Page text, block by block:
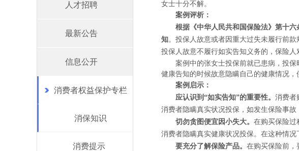
人才招聘
最新公告
信息公开
消费者权益保护专栏
消保知识
消费提示
女士十分不解。
案例评析：
根据《中华人民共和国保险法》第十六
知。投保人故意或者因重大过失未履行前
投保人故意不履行如实告知义务的，保险人
案例中的张女士投保前就已患病，投
健康告知的时候故意隐瞒自己的健康情况
案例启示：
应认识到“如实告知”的重要性。 消费者
消费者隐瞒真实状况投保，如发生保险事故
切勿贪图便宜因小失大。 在购买保险过
消费者隐瞒真实健康状况投保。在这种情
要充分了解保险产品。 在购买保险前，